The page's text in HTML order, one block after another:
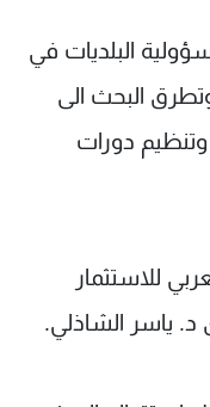
البلديات في
البحث الى
وتنظيم دورات
للاستثمار
د. ياسر الشاذلي.